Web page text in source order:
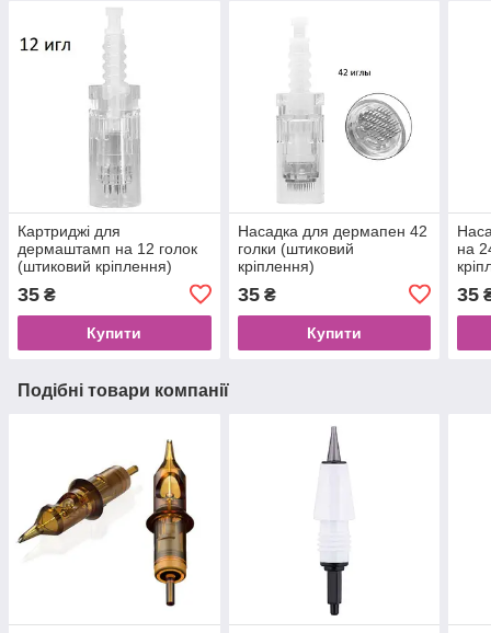
Картриджі для
дермаштамп на 12 голок
(штиковий кріплення)
35 ₴
Купити
Насадка для дермапен 42
голки (штиковий
кріплення)
35₴
Купити
на
35
Подібні товари компанії